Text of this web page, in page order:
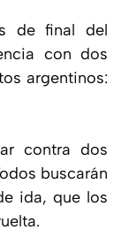
de final del
con dos
argentinos:
contra dos
buscarán
ida, que los